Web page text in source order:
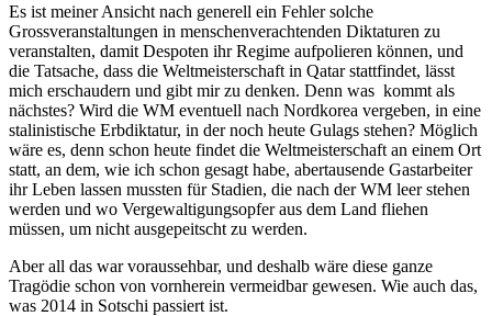
Es ist meiner Ansicht nach generell ein Fehler solche
Grossveranstaltungen in menschenverachtenden Diktaturen zu
veranstalten, damit Despoten ihr Regime aufpolieren können, und
die Tatsache, dass die Weltmeisterschaft in Qatar stattfindet, lässt
mich erschaudern und gibt mir zu denken. Denn was kommt als
nächstes? Wird die WM eventuell nach Nordkorea vergeben, in eine
stalinistische Erbdiktatur, in der noch heute Gulags stehen? Möglich
wäre es, denn schon heute findet die Weltmeisterschaft an einem Ort
statt, an dem, wie ich schon gesagt habe, abertausende Gastarbeiter
ihr Leben lassen mussten für Stadien, die nach der WM leer stehen
werden und wo Vergewaltigungsopfer aus dem Land fliehen
müssen, um nicht ausgepeitscht zu werden.
Aber all das war voraussehbar, und deshalb wäre diese ganze
Tragödie schon von vornherein vermeidbar gewesen. Wie auch das,
was 2014 in Sotschi passiert ist.